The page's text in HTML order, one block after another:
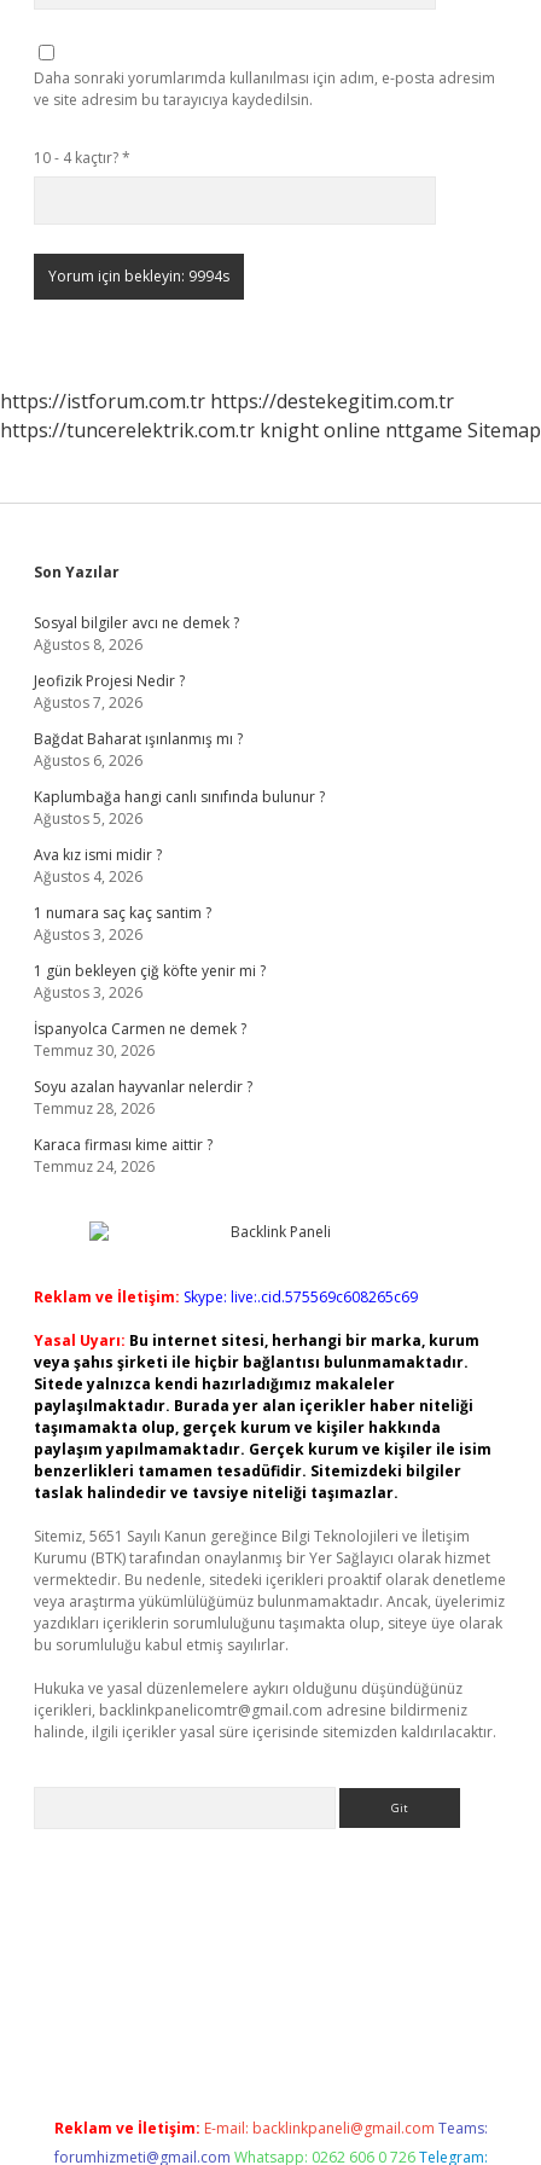
Daha sonraki yorumlarımda kullanılması için adım, e-posta adresim
ve site adresim bu tarayıcıya kaydedilsin.
10 - 4 kaçtır?*
https://istforum.com.tr https://destekegitim.com.tr
https://tuncerelektrik.com.tr knight online nttgame Sitemap
Sidebar
Son Yazılar
Sosyal bilgiler avcı ne demek ?
Ağustos 8, 2026
Jeofizik Projesi Nedir ?
Ağustos 7, 2026
Bağdat Baharat ışınlanmış mı ?
Ağustos 6, 2026
Kaplumbağa hangi canlı sınıfında bulunur ?
Ağustos 5, 2026
Ava kız ismi midir ?
Ağustos 4, 2026
1 numara saç kaç santim ?
Ağustos 3, 2026
1 gün bekleyen çiğ köfte yenir mi ?
Ağustos 3, 2026
İspanyolca Carmen ne demek ?
Temmuz 30, 2026
Soyu azalan hayvanlar nelerdir ?
Temmuz 28, 2026
Karaca firması kime aittir ?
Temmuz 24, 2026
Reklam ve İletişim: Skype: live:.cid.575569c608265c69
Yasal Uyarı: Bu internet sitesi, herhangi bir marka, kurum
veya şahıs şirketi ile hiçbir bağlantısı bulunmamaktadır.
Sitede yalnızca kendi hazırladığımız makaleler
paylaşılmaktadır. Burada yer alan içerikler haber niteliği
taşımamakta olup, gerçek kurum ve kişiler hakkında
paylaşım yapılmamaktadır. Gerçek kurum ve kişiler ile isim
benzerlikleri tamamen tesadüfidir. Sitemizdeki bilgiler
taslak halindedir ve tavsiye niteliği taşımazlar.
Sitemiz, 5651 Sayılı Kanun gereğince Bilgi Teknolojileri ve İletişim
Kurumu (BTK) tarafından onaylanmış bir Yer Sağlayıcı olarak hizmet
vermektedir. Bu nedenle, sitedeki içerikleri proaktif olarak denetleme
veya araştırma yükümlülüğümüz bulunmamaktadır. Ancak, üyelerimiz
yazdıkları içeriklerin sorumluluğunu taşımakta olup, siteye üye olarak
bu sorumluluğu kabul etmiş sayılırlar.
Hukuka ve yasal düzenlemelere aykırı olduğunu düşündüğünüz
içerikleri, backlinkpanelicomtr@gmail.com adresine bildirmeniz
halinde, ilgili içerikler yasal süre içerisinde sitemizden kaldırılacaktır.
Reklam ve İletişim: E-mail: backlinkpaneli@gmail.com Teams:
forumhizmeti@gmail.com Whatsapp: 0262 606 0 726 Telegram: